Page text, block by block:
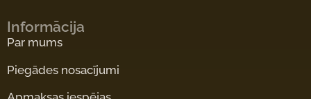
Informācija
Par mums
Piegādes nosacījumi